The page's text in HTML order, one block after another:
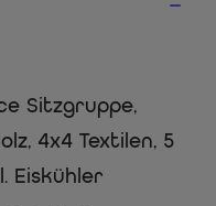
Sitzgruppe,
4x4 Textilen, 5
Eiskühler